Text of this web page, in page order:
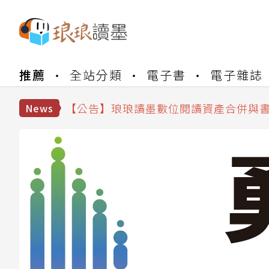
推薦 全站分類 電子書 電子雜誌
News
【公告】琅琅書店服務升級重要說明及
【公告】琅琅讀墨數位閱讀資產合併與
【公告】琅琅書店服務升級重要說明及
【公告】因 Readmoo 讀墨系統維護